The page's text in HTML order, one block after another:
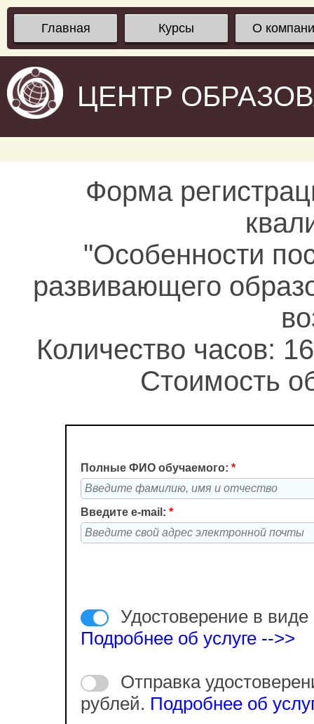
Главная Курсы О
ЦЕНТР
Форма
"Особенности
развивающего
Количество часов:
Стоимость
Полные ФИО обучаемого: *
Введите e-mail: *
Удостоверение в виде
Подробнее об услуге -->>
Отправка
рублей. Подробнее об